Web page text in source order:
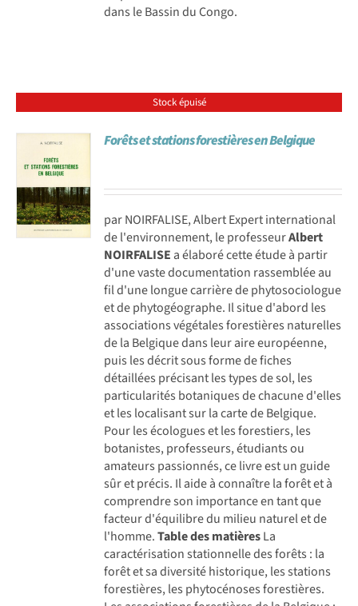
dans le Bassin du Congo.
Stock épuisé
Forêts et stations forestières en Belgique
par NOIRFALISE, Albert Expert international
de l'environnement, le professeurAlbert
NOIRFALISE a élaboré cette étude à partir
d'une vaste documentation rassemblée au
fil d'une longue carrière de phytosociologue
et de phytogéographe. Il situe d'abord les
associations végétales forestières naturelles
de la Belgique dans leur aire européenne,
puis les décrit sous forme de fiches
détaillées précisant les types de sol, les
particularités botaniques de chacune d'elles
et les localisant sur la carte de Belgique.
Pour les écologues et les forestiers, les
botanistes, professeurs, étudiants ou
amateurs passionnés, ce livre est un guide
sûr et précis. Il aide à connaître la forêt et à
comprendre son importance en tant que
facteur d'équilibre du milieu naturel et de
l'homme.Table des matièresLa
caractérisation stationnelle des forêts : la
forêt et sa diversité historique, les stations
forestières, les phytocénoses forestières.